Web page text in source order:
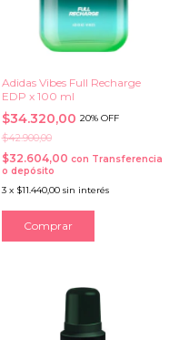
Adidas Vibes Full Recharge
EDP x 100 ml
$34.320,00 20% OFF
$42.900,00
$32.604,00 con Transferencia
o depósito
3 x $11.440,00 sin interés